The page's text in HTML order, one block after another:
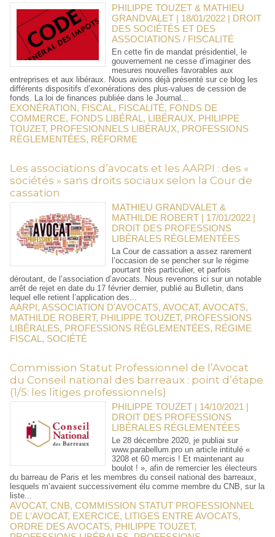
PHILIPPE TOUZET & MATHIEU
GRANDVALET | 18/01/2022 | DROIT
DES SOCIÉTÉS ET DES
ASSOCIATIONS / FISCALITÉ
En cette fin de mandat présidentiel, le
gouvernement ne cesse d’imaginer des
mesures nouvelles favorables aux
entreprises et aux libéraux. Nous avions déjà présenté sur ce blog les
différents dispositifs d’exonérations des plus-values de cession de
fonds. La loi de finances publiée dans le Journal...
EXONÉRATION, FISCAL , FISCALITÉ, FONDS DE
COMMERCE, FONDS LIBÉRAL , LIBÉRAUX, PHILIPPE
TOUZET, PROFESIONNELS LIBÉRAUX, PROFESSIONS
RÈGLEMENTÉES, RÉFORME
Les associations d’avocats et les AARPI : des «
sociétés » sans droits sociaux selon la Cour de
cassation
MATHIEU GRANDVALET &
MATHILDE ROBERT | 17/01/2022 |
DROIT DES PROFESSIONS
LIBÉRALES RÉGLEMENTÉES
La Cour de cassation a assez rarement
l’occasion de se pencher sur le régime
pourtant très particulier, et parfois
déroutant, de l’association d’avocats. Nous revenons ici sur un notable
arrêt de rejet en date du 17 février dernier, publié au Bulletin, dans
lequel elle retient l’application des...
AARPI, ASSOCIATION D'AVOCATS, AVOCAT, AVOCATS,
MATHILDE ROBERT, PHILIPPE TOUZET, PROFESSIONS
LIBÉRALES, PROFESSIONS RÈGLEMENTÉES, RÉGIME
FISCAL , SOCIÉTÉ
Commission Statut Professionnel de l’Avocat
du Conseil national des barreaux : point d’étape
(1/5: les litiges professionnels)
PHILIPPE TOUZET | 14/10/2021 |
DROIT DES PROFESSIONS
LIBÉRALES RÉGLEMENTÉES
Le 28 décembre 2020, je publiai sur
www.parabellum.pro un article intitulé «
3208 et 60 mercis ! Et maintenant au
boulot ! », afin de remercier les électeurs
du barreau de Paris et les membres du conseil national des barreaux,
lesquels m’avaient successivement élu comme membre du CNB, sur la
liste...
AVOCAT, CNB, COMMISSION STATUT PROFESSIONNEL
DE L'AVOCAT, EXERCICE, LITIGES ENTRE AVOCATS,
ORDRE DES AVOCATS, PHILIPPE TOUZET,